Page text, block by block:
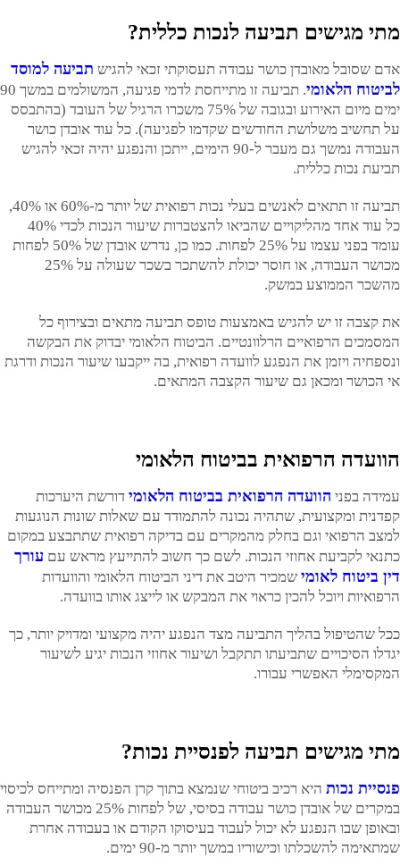
מתי מגישים תביעה לנכות כללית?
אדם שסובל מאובדן כושר עבודה תעסוקתי זכאי להגיש תביעה למוסד
לביטוח הלאומי
. תביעה זו מתייחסת לדמי פגיעה, המשולמים במשך 90
ימים מיום האירוע ובגובה של 75% משכרו הרגיל של העובד (בהתבסס
על תחשיב משלושת החודשים שקדמו לפגיעה). כל עוד אובדן כושר
העבודה נמשך גם מעבר ל-90 הימים, ייתכן והנפגע יהיה זכאי להגיש
תביעת נכות כללית.
תביעה זו תתאים לאנשים בעלי נכות רפואית של יותר מ-60% או 40%,
כל עוד אחד מהליקויים שהביאו להצטברות שיעור הנכות לכדי 40%
עומד בפני עצמו על 25% לפחות. כמו כן, נדרש אובדן של 50% לפחות
מכושר העבודה, או חוסר יכולת להשתכר בשכר שעולה על 25%
מהשכר הממוצע במשק.
את קצבה זו יש להגיש באמצעות טופס תביעה מתאים ובצירוף כל
המסמכים הרפואיים הרלוונטיים. הביטוח הלאומי יבדוק את הבקשה
ונספחיה ויזמן את הנפגע לוועדה רפואית, בה ייקבעו שיעור הנכות ודרגת
אי הכושר ומכאן גם שיעור הקצבה המתאים.
הוועדה הרפואית בביטוח הלאומי
עמידה בפני הוועדה הרפואית בביטוח הלאומי דורשת היערכות
קפדנית ומקצועית, שתהיה נכונה להתמודד עם שאלות שונות הנוגעות
למצב הרפואי וגם בחלק מהמקרים עם בדיקה רפואית שתתבצע במקום
כתנאי לקביעת אחוזי הנכות. לשם כך חשוב להתייעץ מראש עם עורך
דין ביטוח לאומי שמכיר היטב את דיני הביטוח הלאומי והוועדות
הרפואיות ויוכל להכין כראוי את המבקש או לייצג אותו בוועדה.
ככל שהטיפול בהליך התביעה מצד הנפגע יהיה מקצועי ומדויק יותר, כך
יגדלו הסיכויים שתביעתו תתקבל ושיעור אחוזי הנכות יגיע לשיעור
המקסימלי האפשרי עבורו.
מתי מגישים תביעה לפנסיית נכות?
פנסיית נכות היא רכיב ביטוחי שנמצא בתוך קרן הפנסיה ומתייחס לכיסוי
במקרים של אובדן כושר עבודה בסיסי, של לפחות 25% מכושר העבודה
ובאופן שבו הנפגע לא יכול לעבוד בעיסוקו הקודם או בעבודה אחרת
שמתאימה להשכלתו וכישוריו במשך יותר מ-90 ימים.